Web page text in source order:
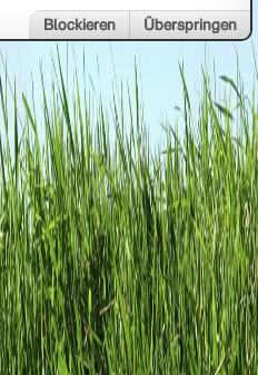
Blockieren Überspringen